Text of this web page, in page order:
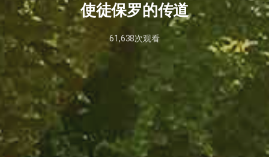
使徒保罗的传道
2020
29
日
61,638次观看